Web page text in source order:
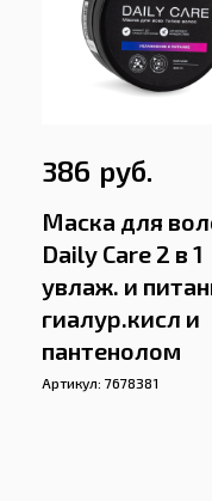
386 руб.
Маска для
Daily Care 2 в 1
увлаж. и
гиалур.кисл и
пантенолом
Артикул: 7678381